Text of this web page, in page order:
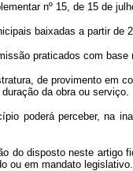
nº 15, de 15 de
baixadas a partir
praticados com base
de provimento em
da obra ou serviço.
poderá perceber, na
do disposto neste
ou em mandato legislativo.